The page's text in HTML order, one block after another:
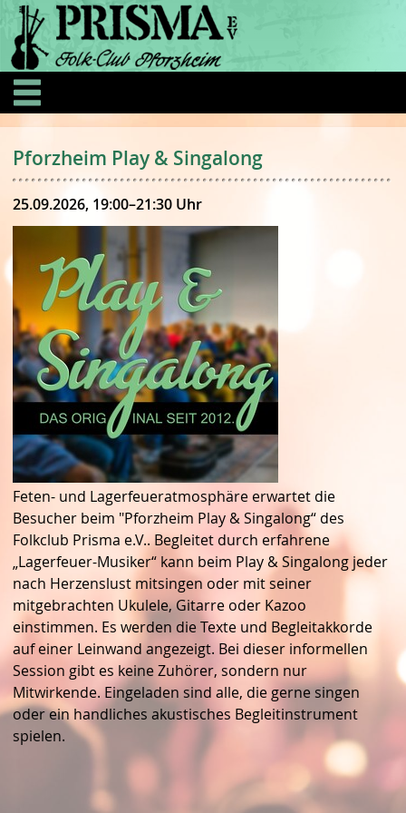
Pforzheim Play & Singalong
25.09.2026, 19:00–21:30 Uhr
Feten- und Lagerfeueratmosphäre erwartet die
Besucher beim "Pforzheim Play & Singalong“ des
Folkclub Prisma e.V.. Begleitet durch erfahrene
„Lagerfeuer-Musiker“ kann beim Play & Singalong jeder
nach Herzenslust mitsingen oder mit seiner
mitgebrachten Ukulele, Gitarre oder Kazoo
einstimmen. Es werden die Texte und Begleitakkorde
auf einer Leinwand angezeigt. Bei dieser informellen
Session gibt es keine Zuhörer, sondern nur
Mitwirkende. Eingeladen sind alle, die gerne singen
oder ein handliches akustisches Begleitinstrument
spielen.